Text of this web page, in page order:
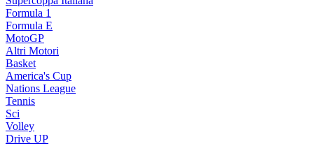
Formula 1
Formula E
MotoGP
Altri Motori
Basket
America's Cup
Nations League
Tennis
Sci
Volley
Drive UP